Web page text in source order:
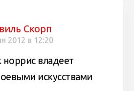
Скорп
2012 в 12:20
владеет
искусствами